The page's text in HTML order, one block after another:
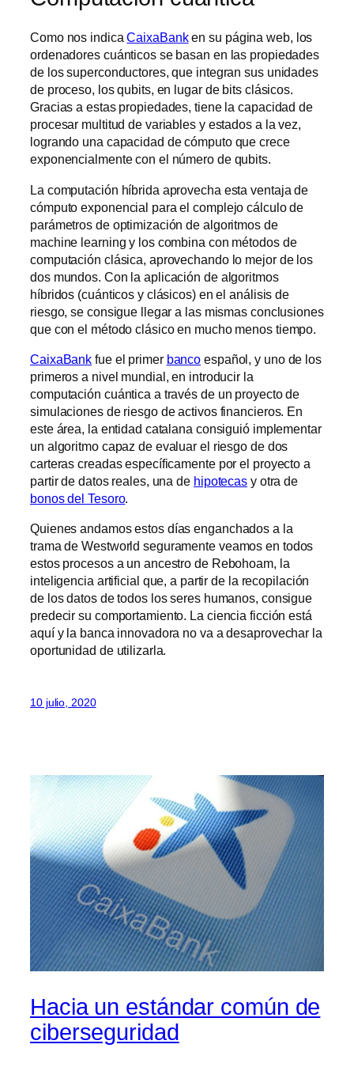
Como nos indicaCaixaBanken su página web, los
ordenadores cuánticos se basan en las propiedades
de los superconductores, que integran sus unidades
de proceso, los qubits, en lugar de bits clásicos.
Gracias a estas propiedades, tiene la capacidad de
procesar multitud de variables y estados a la vez,
logrando una capacidad de cómputo que crece
exponencialmente con el número de qubits.
La computación híbrida aprovecha esta ventaja de
cómputo exponencial para el complejo cálculo de
parámetros de optimización de algoritmos de
machine learning y los combina con métodos de
computación clásica, aprovechando lo mejor de los
dos mundos. Con la aplicación de algoritmos
híbridos (cuánticos y clásicos) en el análisis de
riesgo, se consigue llegar a las mismas conclusiones
que con el método clásico en mucho menos tiempo.
CaixaBank fue el primer banco español, y uno de los
primeros a nivel mundial, en introducir la
computación cuántica a través de un proyecto de
simulaciones de riesgo de activos financieros. En
este área, la entidad catalana consiguió implementar
un algoritmo capaz de evaluar el riesgo de dos
carteras creadas específicamente por el proyecto a
partir de datos reales, una de hipotecas y otra de
bonos del Tesoro.
Quienes andamos estos días enganchados a la
trama de Westworld seguramente veamos en todos
estos procesos a un ancestro de Rebohoam, la
inteligencia artificial que, a partir de la recopilación
de los datos de todos los seres humanos, consigue
predecir su comportamiento. La ciencia ficción está
aquí y la banca innovadora no va a desaprovechar la
oportunidad de utilizarla.
10 julio, 2020
Hacia un estándar común de
ciberseguridad